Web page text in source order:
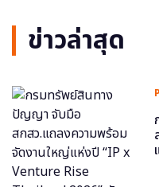
ข่าวล่าสุด